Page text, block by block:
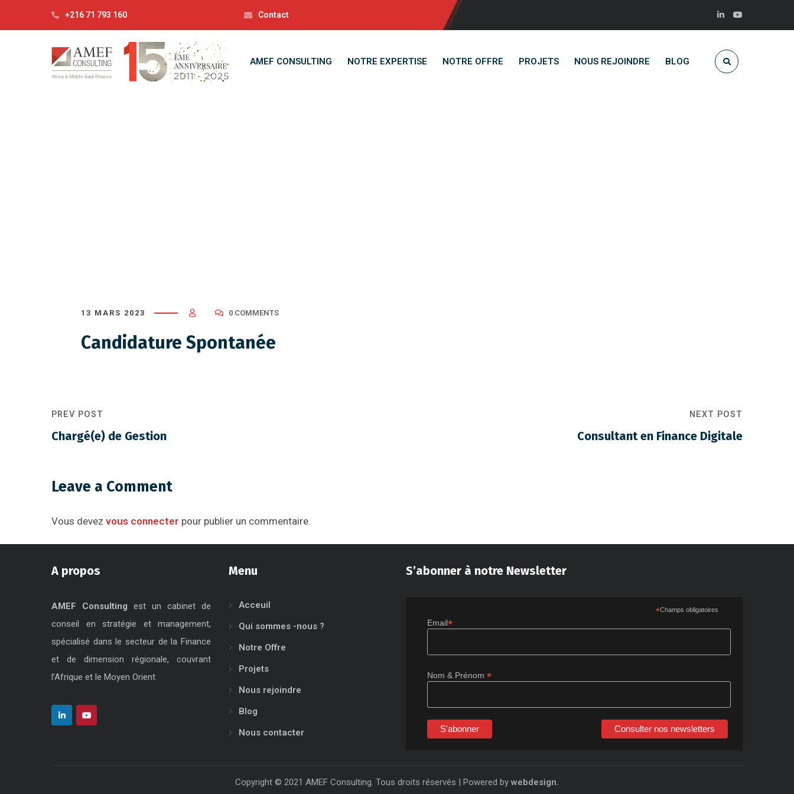
+216 71 793 160 Contact
AMEF CONSULTING NOTRE EXPERTISE NOTRE OFFRE PROJETS NOUS REJOINDRE BLOG
13 MARS 2023 0 COMMENTS
Candidature Spontanée
PREV POST
Chargé(e) de Gestion
NEXT POST
Consultant en Finance Digitale
Leave a Comment
Vous devez vous connecter pour publier un commentaire.
A propos
AMEF Consulting est un cabinet de
conseil en stratégie et management,
spécialisé dans le secteur de la Finance
et de dimension régionale, couvrant
l’Afrique et le Moyen Orient.
Menu
Acceuil
Qui sommes -nous ?
Notre Offre
Projets
Nous rejoindre
Blog
Nous contacter
S’abonner à notre Newsletter
*Champs obligatoires
Email*
Nom & Prénom *
Consulter nos newsletters
Copyright © 2021 AMEF Consulting. Tous droits réservés | Powered by webdesign.